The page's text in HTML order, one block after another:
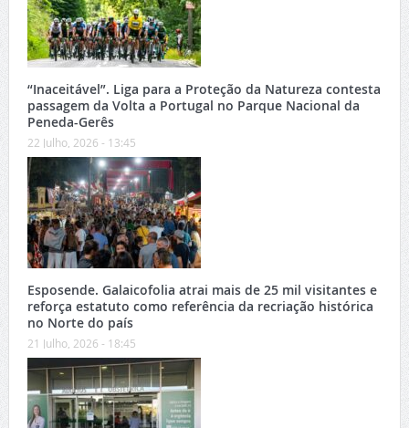
“Inaceitável”. Liga para a Proteção da Natureza contesta
passagem da Volta a Portugal no Parque Nacional da
Peneda-Gerês
22 Julho, 2026 - 13:45
Esposende. Galaicofolia atrai mais de 25 mil visitantes e
reforça estatuto como referência da recriação histórica
no Norte do país
21 Julho, 2026 - 18:45